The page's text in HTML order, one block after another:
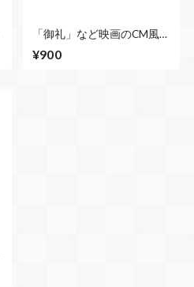
「御礼」など映画のCM風に
種類 No.1 青
¥900